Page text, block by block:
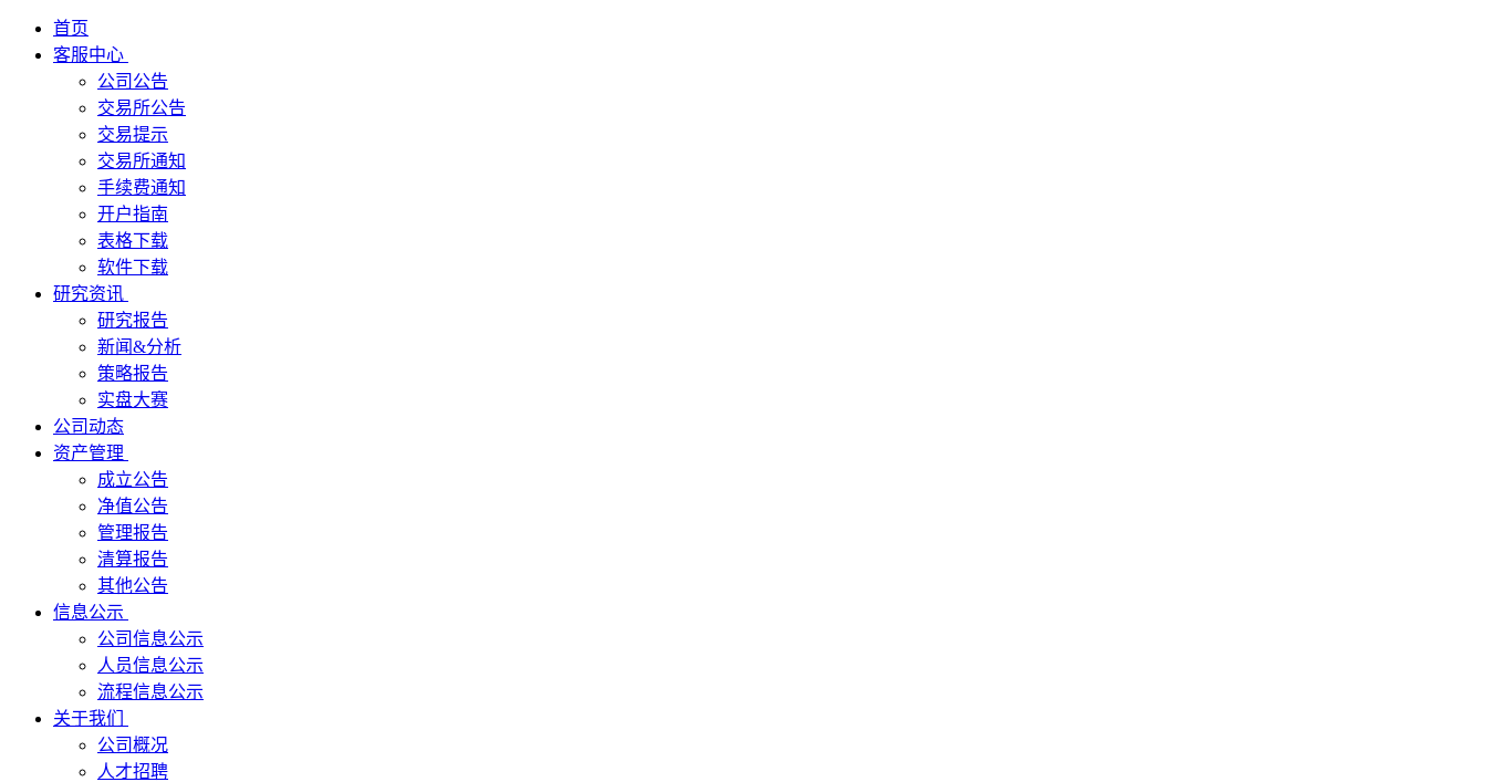
首页
客服中心
公司公告
交易所公告
交易提示
交易所通知
手续费通知
开户指南
表格下载
软件下载
研究资讯
研究报告
新闻&分析
策略报告
实盘大赛
公司动态
资产管理
成立公告
净值公告
管理报告
清算报告
其他公告
信息公示
公司信息公示
人员信息公示
流程信息公示
关于我们
公司概况
人才招聘